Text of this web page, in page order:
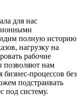
для нас
полную историю
нагрузку на
рабочие
позволяют нам
процессов без
подстраивать
под систему.